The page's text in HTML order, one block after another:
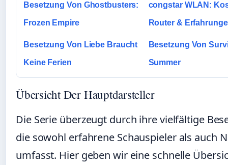
Besetzung Von Ghostbusters:
Frozen Empire
congstar WLAN:
Router &
Besetzung Von Liebe Braucht
Keine Ferien
Besetzung Von
Summer
Übersicht Der Hauptdarsteller
Die Serie überzeugt durch ihre vielfältige
die sowohl erfahrene Schauspieler als auch
umfasst. Hier geben wir eine schnelle